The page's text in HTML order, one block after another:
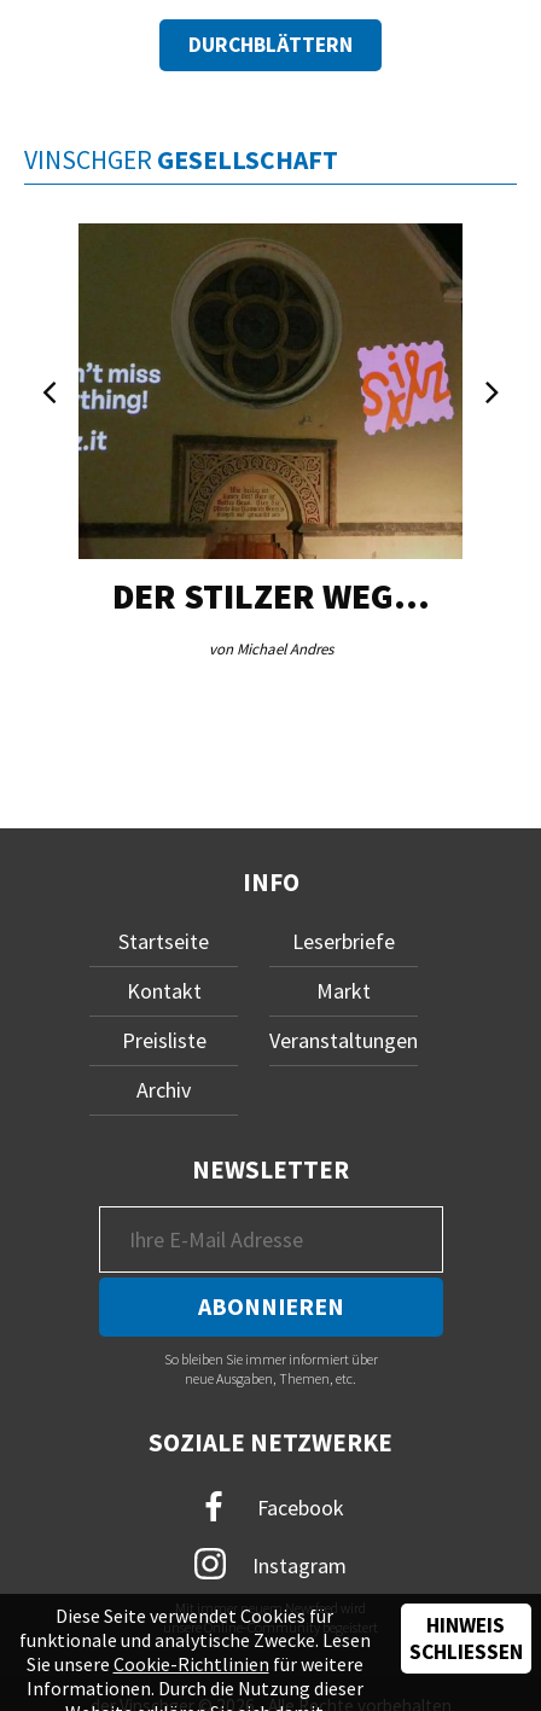
DURCHBLÄTTERN
VINSCHGER GESELLSCHAFT
DER STILZER WEG…
von Michael Andres
INFO
Startseite
Kontakt
Preisliste
Archiv
Leserbriefe
Markt
Veranstaltungen
NEWSLETTER
So bleiben Sie immer informiert über
neue Ausgaben, Themen, etc.
SOZIALE NETZWERKE
Facebook
Instagram
Mit immer neuem Newsfeed wird
unsere Online-Community begeistert
der Vinschger © 2026 - Alle Rechte vorbehalten
Diese Seite verwendet Cookies für
funktionale und analytische Zwecke. Lesen
Sie unsere Cookie-Richtlinien für weitere
Informationen. Durch die Nutzung dieser
HINWEIS
SCHLIESSEN